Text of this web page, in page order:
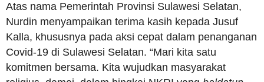
Atas nama Pemerintah Provinsi Sulawesi Selatan,
Nurdin menyampaikan terima kasih kepada Jusuf
Kalla, khususnya pada aksi cepat dalam penanganan
Covid-19 di Sulawesi Selatan. “Mari kita satu
komitmen bersama. Kita wujudkan masyarakat